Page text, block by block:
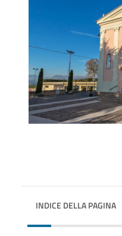
INDICE DELLA PAGINA